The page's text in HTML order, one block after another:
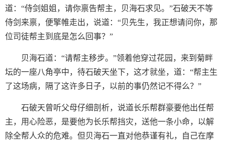
道：“侍剑姐姐，请你禀告帮主，贝海石求见。”石破天不等
侍剑来禀，便擎帷走出，说道：“贝先生，我正想请问你，那
位司徒帮主到底是怎么回事？”
贝海石道：“请帮主移步。”领着他穿过花园，来到菊畔
坛的一座八角亭中，待石破天坐下，这才就坐，道：“帮主生
了这场病，隔了这许多日子，以前的事仍然记不得么？”
石破天曾听父母仔细剖析，说道长乐帮群豪要他出任帮
主，用心险恶，是要他为长乐帮挡灾，送他一条小命，以解
除全帮人众的危难。但贝海石一直对他恭谨有礼，自己在摩